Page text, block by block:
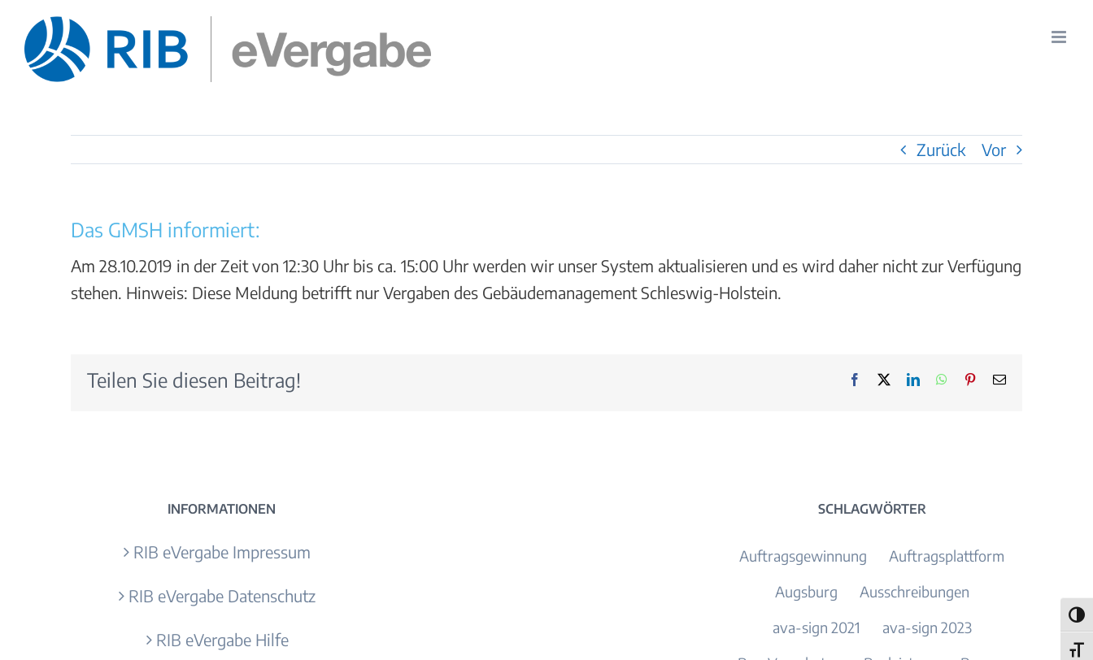
Inhalt
springen
Zurück Vor
Das GMSH informiert:
Am 28.10.2019 in der Zeit von 12:30 Uhr bis ca. 15:00 Uhr werden wir unser System aktualisieren und es wird daher nicht zur Verfügung
stehen. Hinweis: Diese Meldung betrifft nur Vergaben des Gebäudemanagement Schleswig-Holstein.
Teilen Sie diesen Beitrag! Facebook LinkedInWhatsApp
Pinterest
E-
INFORMATIONEN
RIB eVergabe Impressum
RIB eVergabe Datenschutz
RIB eVergabe Hilfe
SCHLAGWÖRTER
Auftragsgewinnung
Auftragsplattform
Augsburg
Ausschreibungen
ava-sign 2021
ava-sign 2023